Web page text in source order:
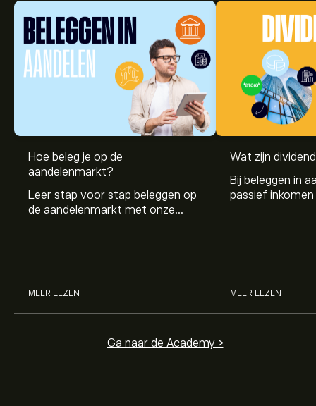
Hoe beleg je op de
aandelenmarkt?
Leer stap voor stap beleggen op
de aandelenmarkt met onze
MEER LEZEN
Wat zijn
Bij beleggen in
passief
MEER LEZEN
Ga naar de Academy >